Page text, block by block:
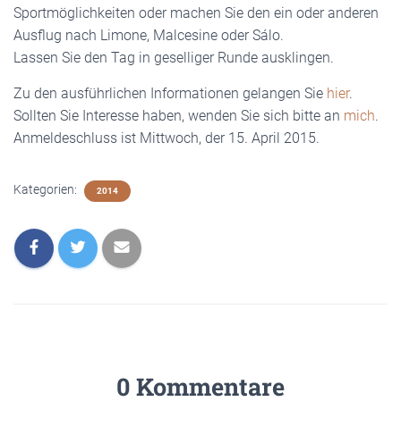
Sportmöglichkeiten oder machen Sie den ein oder anderen
Ausflug nach Limone, Malcesine oder Sálo.
Lassen Sie den Tag in geselliger Runde ausklingen.
Zu den ausführlichen Informationen gelangen Sie hier.
Sollten Sie Interesse haben, wenden Sie sich bitte an mich.
Anmeldeschluss ist Mittwoch, der 15. April 2015.
Kategorien: 2014
0 Kommentare